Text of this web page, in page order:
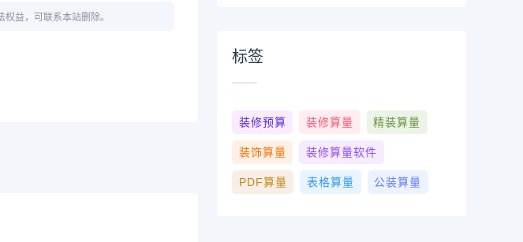
益，可联系本站删除。
标签
装修预算 装修算量 精装算量
装饰算量 装修算量软件
PDF算量 表格算量 公装算量